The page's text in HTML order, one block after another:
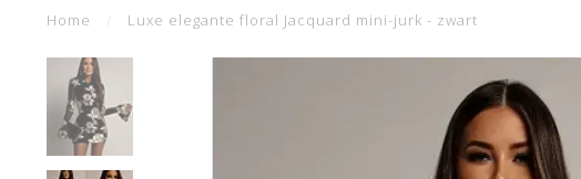
Home Luxe elegante floral Jacquard mini-jurk - zwart